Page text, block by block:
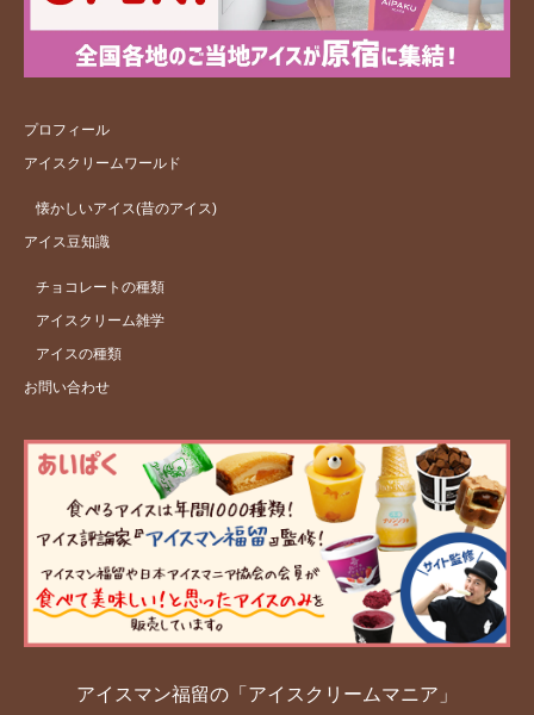
プロフィール
アイスクリームワールド
懐かしいアイス(昔のアイス)
アイス豆知識
チョコレートの種類
アイスクリーム雑学
アイスの種類
お問い合わせ
アイスマン福留の「アイスクリームマニア」